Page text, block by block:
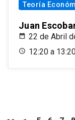
Teoría
Juan
22 de Abril
12:20 a